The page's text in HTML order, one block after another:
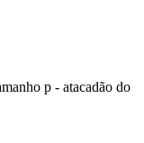
p - atacadão do